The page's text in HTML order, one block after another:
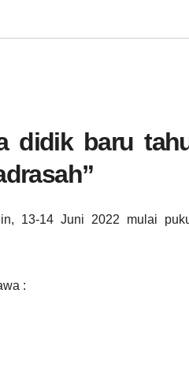
didik baru
13-14 Juni 2022 mulai
: